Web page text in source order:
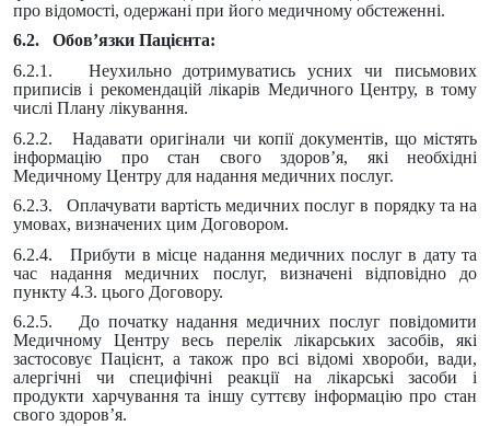
про відомості, одержані при його медичному обстеженні.
6.2. Обов’язки Пацієнта:
6.2.1. Неухильно дотримуватись усних чи письмових
приписів і рекомендацій лікарів Медичного Центру, в тому
числі Плану лікування.
6.2.2. Надавати оригінали чи копії документів, що містять
інформацію про стан свого здоров’я, які необхідні
Медичному Центру для надання медичних послуг.
6.2.3. Оплачувати вартість медичних послуг в порядку та на
умовах, визначених цим Договором.
6.2.4. Прибути в місце надання медичних послуг в дату та
час надання медичних послуг, визначені відповідно до
пункту 4.3. цього Договору.
6.2.5. До початку надання медичних послуг повідомити
Медичному Центру весь перелік лікарських засобів, які
застосовує Пацієнт, а також про всі відомі хвороби, вади,
алергічні чи специфічні реакції на лікарські засоби і
продукти харчування та іншу суттєву інформацію про стан
свого здоров’я.